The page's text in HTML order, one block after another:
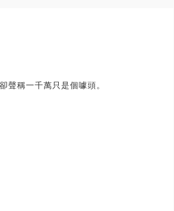
聲稱一千萬只是個噱頭。